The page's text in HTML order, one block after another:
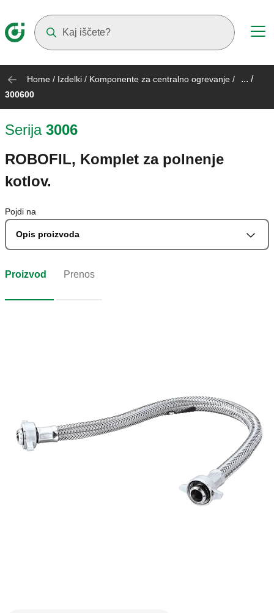
Home / Izdelki / Komponente za centralno ogrevanje / ... /
300600
Serija 3006
ROBOFIL, Komplet za polnenje
kotlov.
Pojdi na
Opis proizvoda
Proizvod Prenos